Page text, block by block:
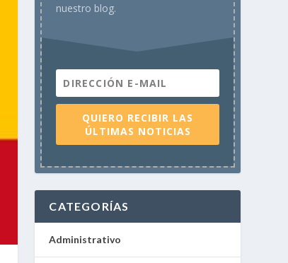
nuestro blog.
QUIERO RECIBIR LAS
ÚLTIMAS NOTICIAS
CATEGORÍAS
Administrativo